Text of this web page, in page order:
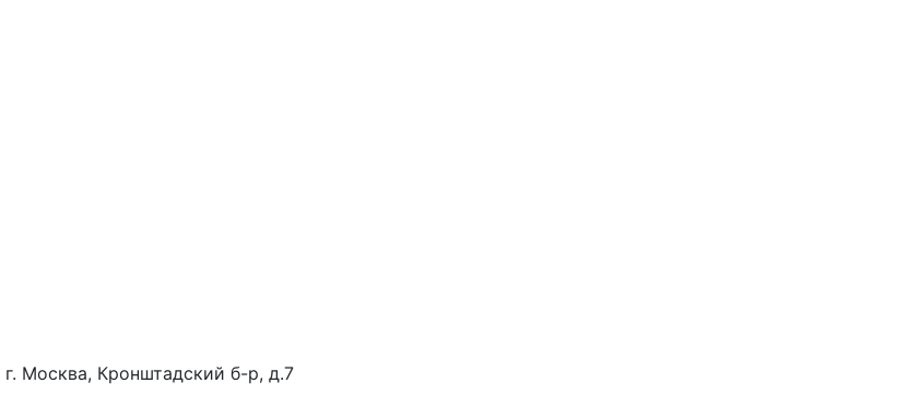
г. Москва, Кронштадский б-р, д.7